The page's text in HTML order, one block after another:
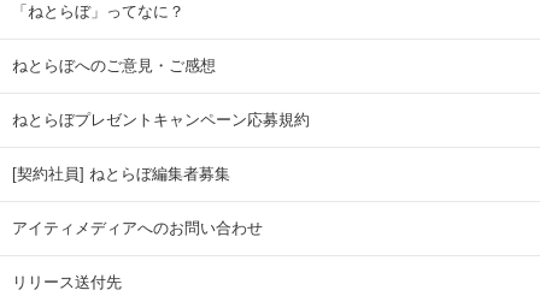
「ねとらぼ」ってなに？
ねとらぼへのご意見・ご感想
ねとらぼプレゼントキャンペーン応募規約
[契約社員] ねとらぼ編集者募集
アイティメディアへのお問い合わせ
リリース送付先